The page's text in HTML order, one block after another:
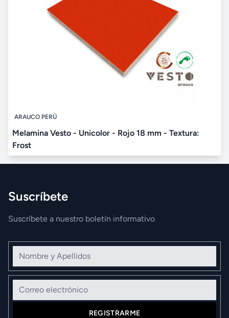
ARAUCO PERÚ
Melamina Vesto - Unicolor - Rojo 18 mm - Textura:
Frost
Suscríbete
Suscríbete a nuestro boletín informativo
Nombre y Apellidos
Correo electrónico
REGISTRARME